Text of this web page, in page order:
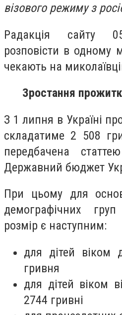
візового режиму з
Радакція сайту
розповісти в одному
чекають на
Зростання
З 1 липня в Україні
складатиме 2 508
передбачена
Державний бюджет
При цьому для
демографічних
розмір є наступним:
для дітей віком
гривня
для дітей віком
2744 гривні